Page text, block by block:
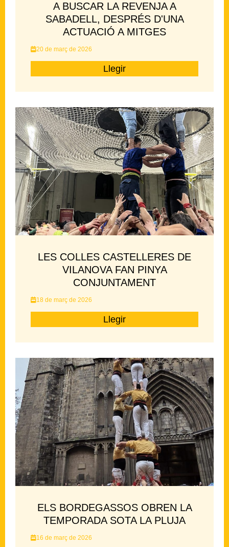
A BUSCAR LA REVENJA A
SABADELL, DESPRÉS D'UNA
ACTUACIÓ A MITGES
20 de març de 2026
Llegir
LES COLLES CASTELLERES DE
VILANOVA FAN PINYA
CONJUNTAMENT
18 de març de 2026
Llegir
ELS BORDEGASSOS OBREN LA
TEMPORADA SOTA LA PLUJA
16 de març de 2026